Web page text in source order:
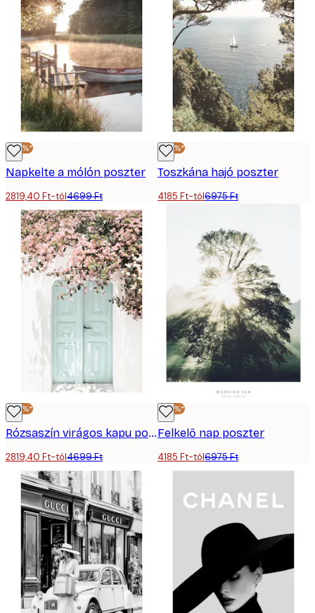
-40%*
Napkelte a mólón poszter
2819,40 Ft-tól4699 Ft
-40%*
Toszkána hajó poszter
4185 Ft-tól6975 Ft
-40%*
Rózsaszín virágos kapu poszter
2819,40 Ft-tól4699 Ft
-40%*
Felkelő nap poszter
4185 Ft-tól6975 Ft